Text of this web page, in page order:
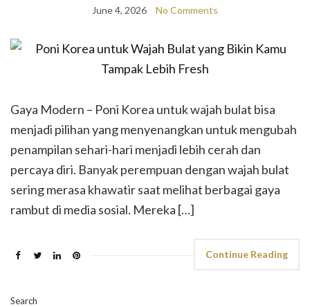
June 4, 2026 No Comments
Gaya Modern – Poni Korea untuk wajah bulat bisa
menjadi pilihan yang menyenangkan untuk mengubah
penampilan sehari-hari menjadi lebih cerah dan
percaya diri. Banyak perempuan dengan wajah bulat
sering merasa khawatir saat melihat berbagai gaya
rambut di media sosial. Mereka […]
Continue Reading
Search